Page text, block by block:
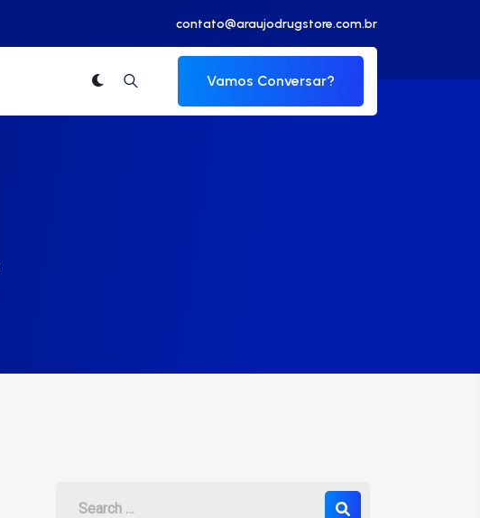
contato@araujodrugstore.com.br
Vamos Conversar?